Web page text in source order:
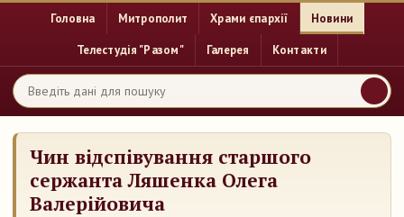
Головна Митрополит Храми єпархії Новини
Телестудія "Разом" Галерея Контакти
Чин відспівування старшого
сержанта Ляшенка Олега
Валерійовича